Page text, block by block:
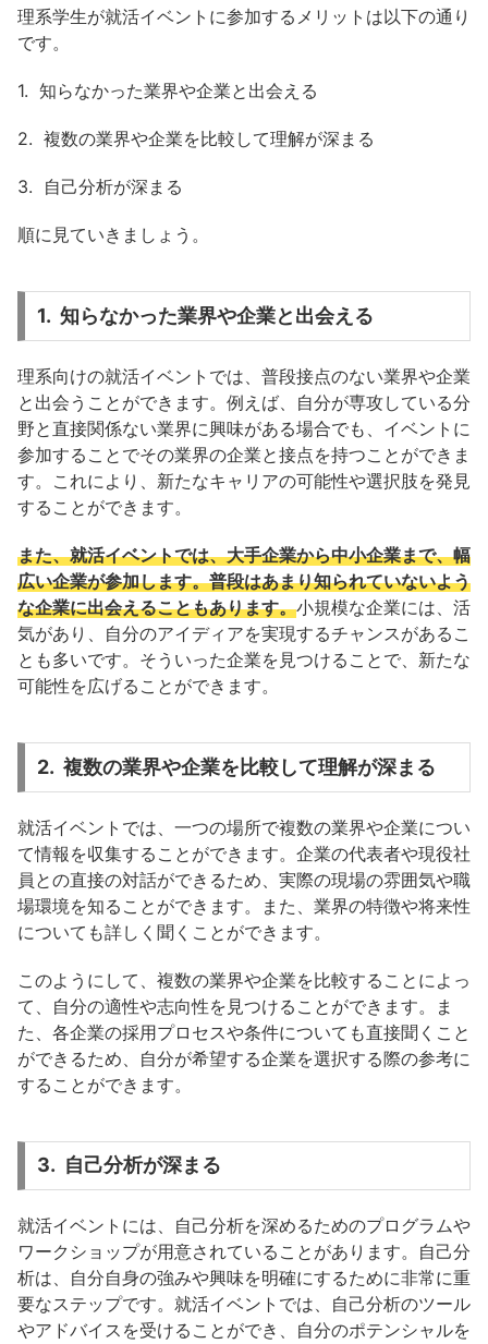
理系学生が就活イベントに参加するメリットは以下の通り
です。
1. 知らなかった業界や企業と出会える
2. 複数の業界や企業を比較して理解が深まる
3. 自己分析が深まる
順に見ていきましょう。
1. 知らなかった業界や企業と出会える
理系向けの就活イベントでは、普段接点のない業界や企業
と出会うことができます。例えば、自分が専攻している分
野と直接関係ない業界に興味がある場合でも、イベントに
参加することでその業界の企業と接点を持つことができま
す。これにより、新たなキャリアの可能性や選択肢を発見
することができます。
また、就活イベントでは、大手企業から中小企業まで、幅
広い企業が参加します。普段はあまり知られていないよう
な企業に出会えることもあります。小規模な企業には、活
気があり、自分のアイディアを実現するチャンスがあるこ
とも多いです。そういった企業を見つけることで、新たな
可能性を広げることができます。
2. 複数の業界や企業を比較して理解が深まる
就活イベントでは、一つの場所で複数の業界や企業につい
て情報を収集することができます。企業の代表者や現役社
員との直接の対話ができるため、実際の現場の雰囲気や職
場環境を知ることができます。また、業界の特徴や将来性
についても詳しく聞くことができます。
このようにして、複数の業界や企業を比較することによっ
て、自分の適性や志向性を見つけることができます。ま
た、各企業の採用プロセスや条件についても直接聞くこと
ができるため、自分が希望する企業を選択する際の参考に
することができます。
3. 自己分析が深まる
就活イベントには、自己分析を深めるためのプログラムや
ワークショップが用意されていることがあります。自己分
析は、自分自身の強みや興味を明確にするために非常に重
要なステップです。就活イベントでは、自己分析のツール
やアドバイスを受けることができ、自分のポテンシャルを